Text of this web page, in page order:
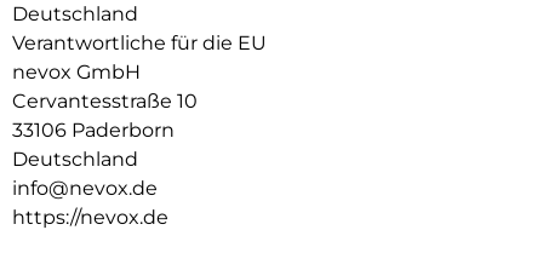
Hochwertiges, schmutzabweisendes Material und
schockproof durch eingearbeitete Luftpolster in den Ecken.
Deutschland
Verantwortliche für die EU
nevox GmbH
Cervantesstraße 10
33106 Paderborn
Deutschland
info@nevox.de
https://nevox.de